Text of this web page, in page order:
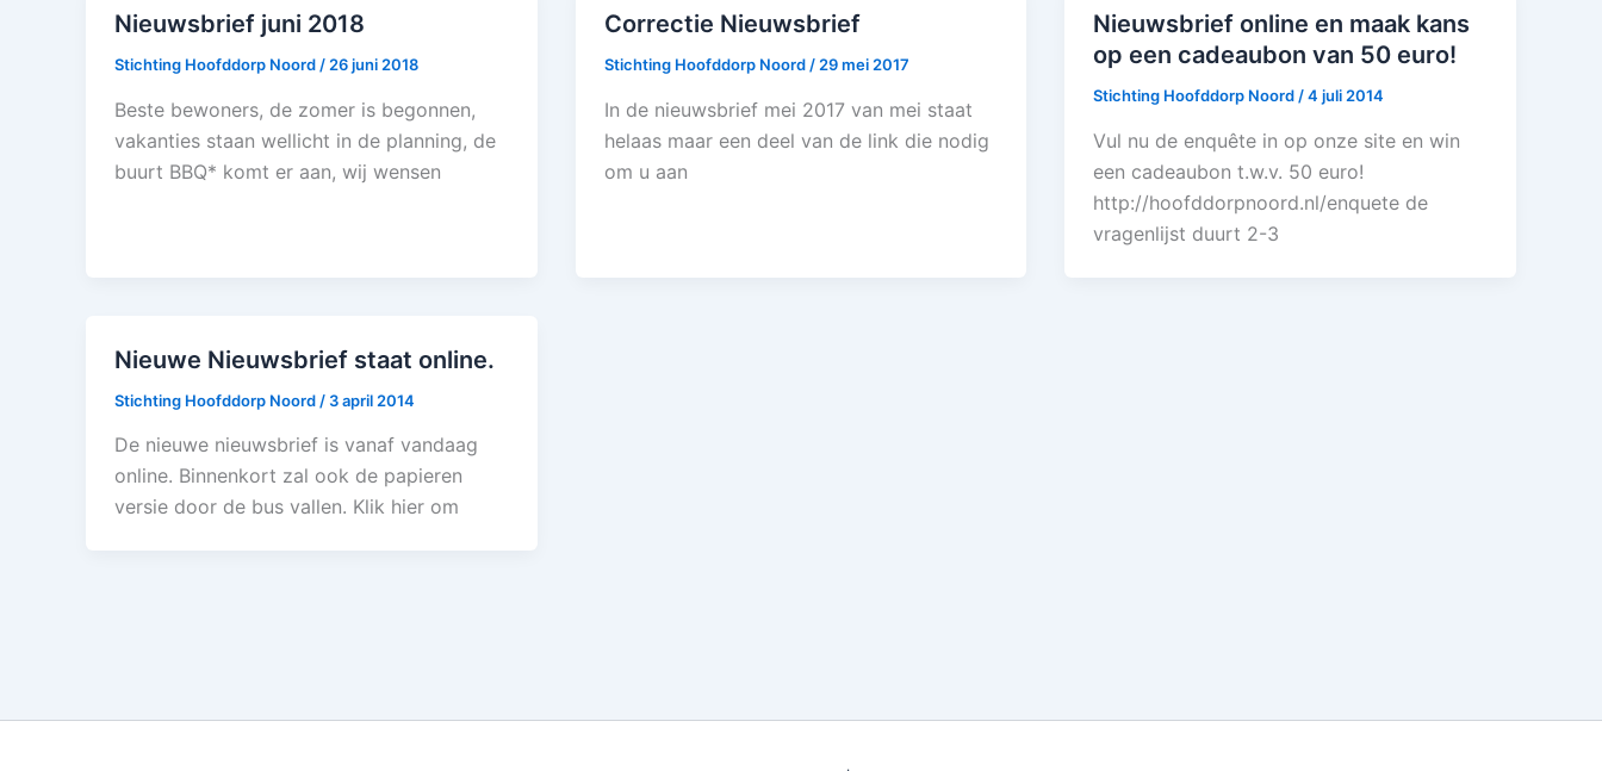
Nieuwsbrief juni 2018
Stichting Hoofddorp Noord / 26 juni 2018
Beste bewoners, de zomer is begonnen,
vakanties staan wellicht in de planning, de
buurt BBQ* komt er aan, wij wensen
Correctie Nieuwsbrief
Stichting Hoofddorp Noord / 29 mei 2017
In de nieuwsbrief mei 2017 van mei staat
helaas maar een deel van de link die nodig
om u aan
Nieuwsbrief online en maak kans
op een cadeaubon van 50 euro!
Stichting Hoofddorp Noord /4 juli 2014
Vul nu de enquête in op onze site en win
een cadeaubon t.w.v. 50 euro!
http://hoofddorpnoord.nl/enquete de
vragenlijst duurt 2-3
Nieuwe Nieuwsbrief staat online.
Stichting Hoofddorp Noord / 3 april 2014
De nieuwe nieuwsbrief is vanaf vandaag
online. Binnenkort zal ook de papieren
versie door de bus vallen. Klik hier om